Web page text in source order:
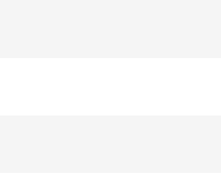
Sportförälder”. Nytt för i år är att priset
var det Annika Hansson, tränare i